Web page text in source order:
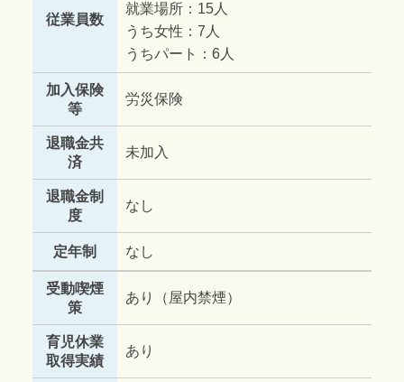
従業員数
就業場所：15人
うち女性：7人
うちパート：6人
加入保険
等
労災保険
退職金共
済
未加入
退職金制
度
なし
定年制 なし
受動喫煙
策
あり（屋内禁煙）
育児休業
取得実績
あり